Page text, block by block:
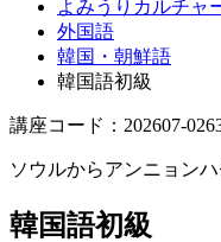
よみうりカルチャ
外国語
韓国・朝鮮語
韓国語初級
講座コード：202607-
ソウルからアンニョンハ
韓国語初級